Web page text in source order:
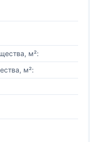
м²:
м²: